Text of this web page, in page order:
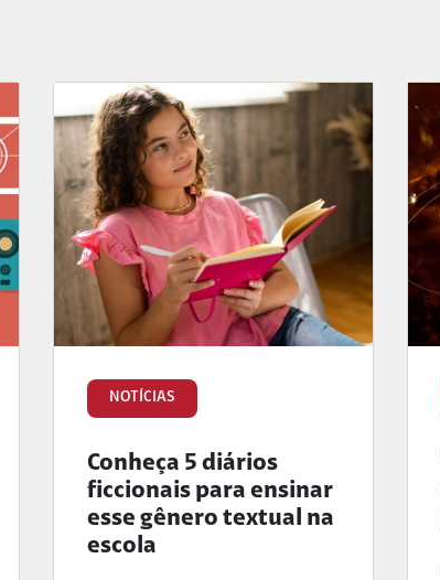
NOTÍCIAS
Conheça 5 diários
ficcionais para ensinar
esse gênero textual na
escola